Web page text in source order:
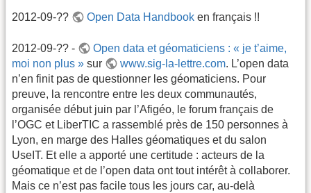
2012-09-?? Open Data Handbook en français !!
2012-09-?? -
Open data et géomaticiens : « je t’aime,
moi non plus » sur www.sig-la-lettre.com. L’open data
n’en finit pas de questionner les géomaticiens. Pour
preuve, la rencontre entre les deux communautés,
organisée début juin par l’Afigéo, le forum français de
l’OGC et LiberTIC a rassemblé près de 150 personnes à
Lyon, en marge des Halles géomatiques et du salon
UseIT. Et elle a apporté une certitude : acteurs de la
géomatique et de l’open data ont tout intérêt à collaborer.
Mais ce n’est pas facile tous les jours car, au-delà